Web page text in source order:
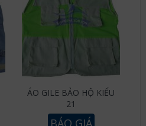
ÁO GILE BẢO HỘ KIỂU
21